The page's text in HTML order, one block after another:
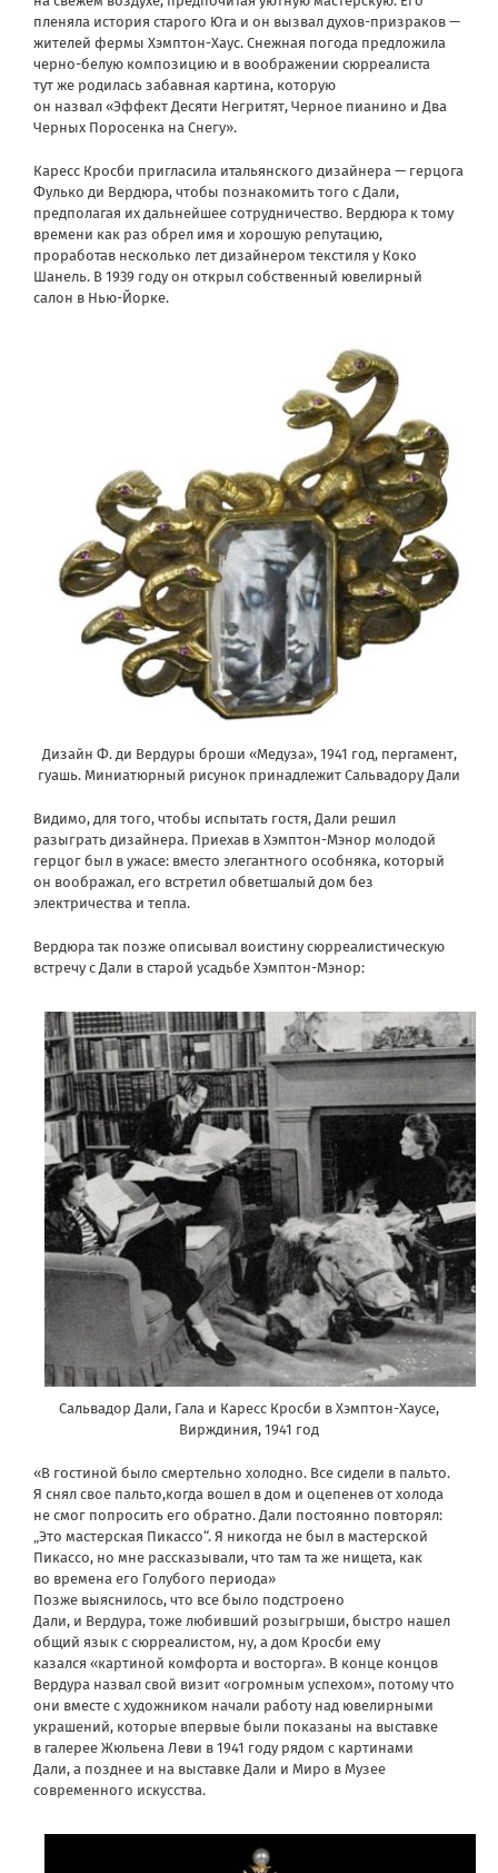
пленяла история старого Юга и он вызвал духов-призраков —
жителей фермы Хэмптон-Хаус. Снежная погода предложила
черно-белую композицию и в воображении сюрреалиста
тут же родилась забавная картина, которую
он назвал «Эффект Десяти Негритят, Черное пианино и Два
Черных Поросенка на Снегу».
Каресс Кросби пригласила итальянского дизайнера — герцога
Фулько ди Вердюра, чтобы познакомить того с Дали,
предполагая их дальнейшее сотрудничество. Вердюра к тому
времени как раз обрел имя и хорошую репутацию,
проработав несколько лет дизайнером текстиля у Коко
Шанель. В 1939 году он открыл собственный ювелирный
салон в Нью-Йорке.
Дизайн Ф. ди Вердуры броши «Медуза», 1941 год, пергамент,
гуашь. Миниатюрный рисунок принадлежит Сальвадору Дали
Видимо, для того, чтобы испытать гостя, Дали решил
разыграть дизайнера. Приехав в Хэмптон-Мэнор молодой
герцог был в ужасе: вместо элегантного особняка, который
он воображал, его встретил обветшалый дом без
электричества и тепла.
Вердюра так позже описывал воистину сюрреалистическую
встречу с Дали в старой усадьбе Хэмптон-Мэнор:
Сальвадор Дали, Гала и Каресс Кросби в Хэмптон-Хаусе,
Вирждиния, 1941 год
«В гостиной было смертельно холодно. Все сидели в пальто.
Я снял свое пальто,когда вошел в дом и оцепенев от холода
не смог попросить его обратно. Дали постоянно повторял:
„Это мастерская Пикассо“. Я никогда не был в мастерской
Пикассо, но мне рассказывали, что там та же нищета, как
во времена его Голубого периода»
Позже выяснилось, что все было подстроено
Дали, и Вердура, тоже любивший розыгрыши, быстро нашел
общий язык с сюрреалистом, ну, а дом Кросби ему
казался «картиной комфорта и восторга». В конце концов
Вердура назвал свой визит «огромным успехом», потому что
они вместе с художником начали работу над ювелирными
украшений, которые впервые были показаны на выставке
в галерее Жюльена Леви в 1941 году рядом с картинами
Дали, а позднее и на выставке Дали и Миро в Музее
современного искусства.